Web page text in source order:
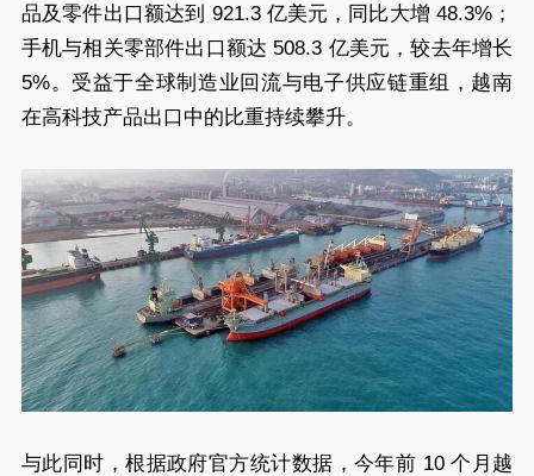
品及零件出口额达到 921.3 亿美元，同比大增 48.3%；
手机与相关零部件出口额达 508.3 亿美元，较去年增长
5%。受益于全球制造业回流与电子供应链重组，越南
在高科技产品出口中的比重持续攀升。
与此同时，根据政府官方统计数据，今年前 10 个月越